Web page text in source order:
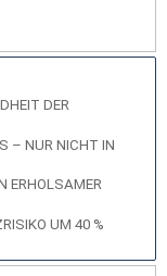
DER
– NUR NICHT IN
ERHOLSAMER
UM 40 %